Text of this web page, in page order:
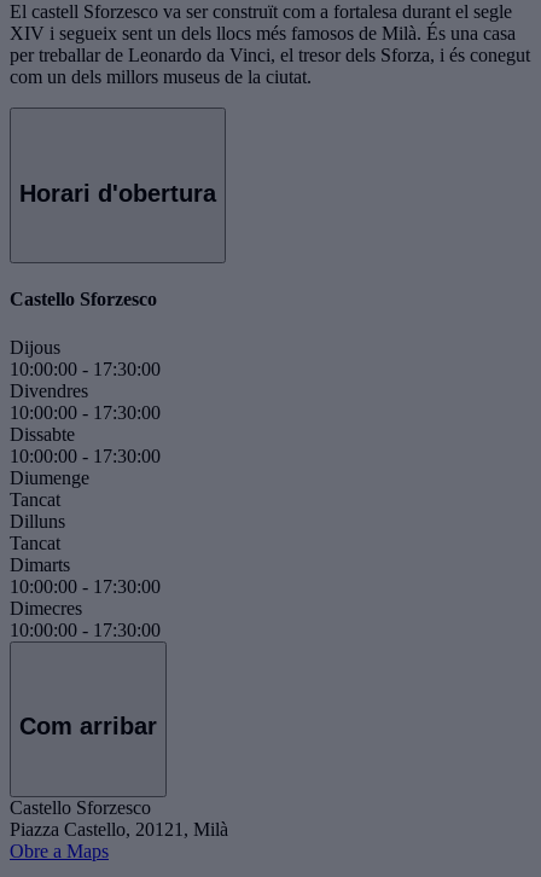
El castell Sforzesco va ser construït com a fortalesa durant el segle
XIV i segueix sent un dels llocs més famosos de Milà. És una casa
per treballar de Leonardo da Vinci, el tresor dels Sforza, i és conegut
com un dels millors museus de la ciutat.
Horari d'obertura
Castello Sforzesco
Dijous
10:00:00 - 17:30:00
Divendres
10:00:00 - 17:30:00
Dissabte
10:00:00 - 17:30:00
Diumenge
Tancat
Dilluns
Tancat
Dimarts
10:00:00 - 17:30:00
Dimecres
10:00:00 - 17:30:00
Com arribar
Castello Sforzesco
Piazza Castello, 20121, Milà
Obre a Maps